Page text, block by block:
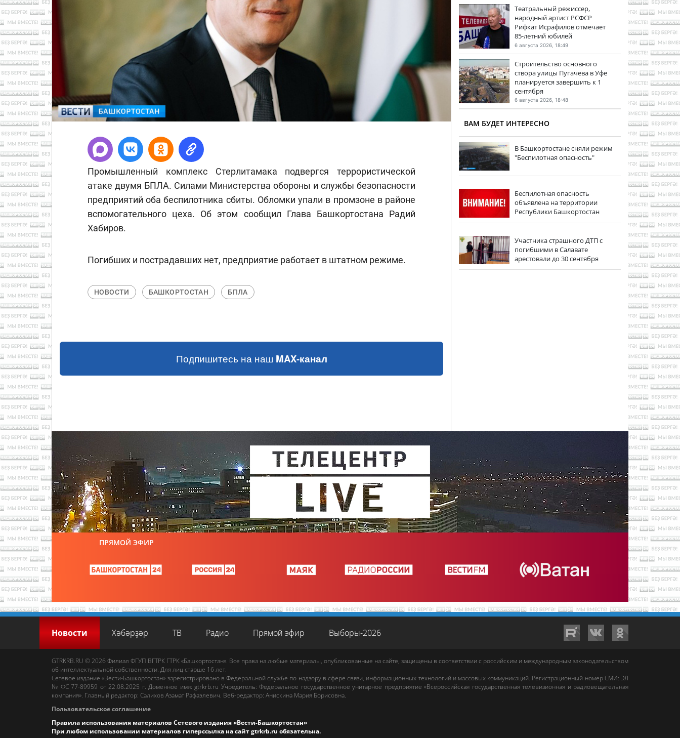
Промышленный комплекс Стерлитамака подвергся террористической
атаке двумя БПЛА. Силами Министерства обороны и службы безопасности
предприятий оба беспилотника сбиты. Обломки упали в промзоне в районе
вспомогательного цеха. Об этом сообщил Глава Башкортостана Радий
Хабиров.
Погибших и пострадавших нет, предприятие работает в штатном режиме.
НОВОСТИ БАШКОРТОСТАН БПЛА
Подпишитесь на наш MAX-канал
Театральный режиссер,
народный артист РСФСР
Рифкат Исрафилов отмечает
85-летний юбилей
6 августа 2026, 18:49
Строительство основного
створа улицы Пугачева в Уфе
планируется завершить к 1
сентября
6 августа 2026, 18:48
ВАМ БУДЕТ ИНТЕРЕСНО
В Башкортостане сняли режим
"Беспилотная опасность"
Беспилотная опасность
объявлена на территории
Республики Башкортостан
Участника страшного ДТП с
погибшими в Салавате
арестовали до 30 сентября
ПРЯМОЙ ЭФИР
Новости Хәбәрҙәр ТВ Радио Прямой эфир Выборы-2026
GTRKRB.RU © 2026 Филиал ФГУП ВГТРК ГТРК «Башкортостан». Все права на любые материалы, опубликованные на сайте, защищены в соответствии с российским и международным законодательством
об интеллектуальной собственности. Для лиц старше 16 лет.
Сетевое издание «Вести-Башкортостан» зарегистрировано в Федеральной службе по надзору в сфере связи, информационных технологий и массовых коммуникаций. Регистрационный номер СМИ: ЭЛ
№ ФС 77-89959 от 22.08.2025 г. Доменное имя:gtrkrb.ru Учредитель: Федеральное государственное унитарное предприятие «Всероссийская государственная телевизионная и радиовещательная
компания». Главный редактор: Салихов Азамат Рафаэлевич. Веб-редактор: Анискина Мария Борисовна.
Пользовательское соглашение
Правила использования материалов Сетевого издания «Вести-Башкортостан»
При любом использовании материалов гиперссылка на сайтgtrkrb.ru обязательна.